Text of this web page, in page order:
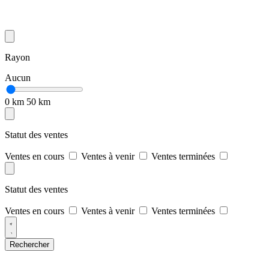
Rayon
Aucun
0 km 50 km
Statut des ventes
Ventes en cours Ventes à venir Ventes terminées
Statut des ventes
Ventes en cours Ventes à venir Ventes terminées
Rechercher